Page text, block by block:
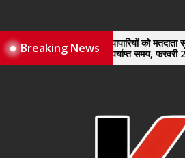
the
content
Breaking News
नए व्यापारियों को मतदाता सूची में नाम जुड़वाने
मिले पर्याप्त समय, फरवरी 2027 तक निष्पक्ष
कराने की उठाई मांग, सौंपा ज्ञापन।